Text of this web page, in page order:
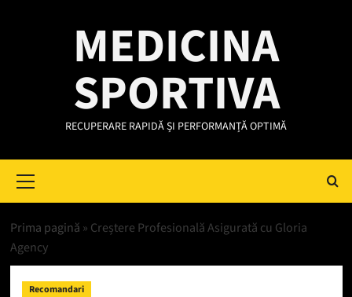
MEDICINA
SPORTIVA
RECUPERARE RAPIDĂ ȘI PERFORMANȚĂ OPTIMĂ
Menu
Prima pagină » Creștere Profesională Asigurată cu Gloria
Agency
Recomandari